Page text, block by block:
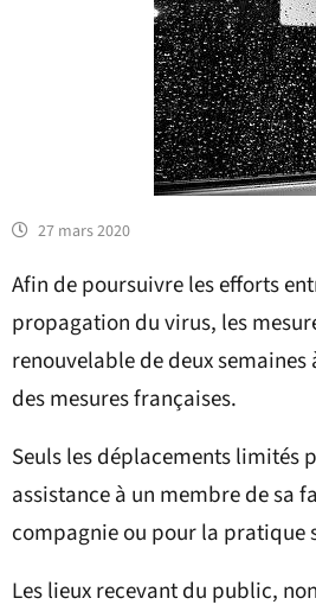
27 mars 2020
Afin de poursuivre les efforts
propagation du virus, les
renouvelable de deux
des mesures françaises.
Seuls les déplacements limités
assistance à un membre de sa
compagnie ou pour la pratique
Les lieux recevant du public,